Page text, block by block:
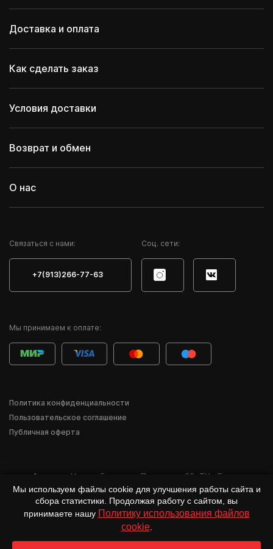
Доставка и оплата
Как сделать заказ
Условия доставки
Возврат и обмен
О нас
Мы принимаем к оплате:
Cвязаться с нами:
+7(913)266-77-63
Соц. сети:
Политика конфиденциальности
Пользовательское соглашение
Публичная оферта
Адрес: г. Новосибирск ул. Писарева, 60 ТЦ «Баzа»
*Деятельность компании Meta Inc. и её продуктов Instagram, Facebook и др.
признана в России экстремистской и запрещена.
Мы используем файлы cookie для улучшения работы сайта и
сбора статистики. Продолжая работу с сайтом, вы
принимаете нашу Политику использования файлов
cookie.